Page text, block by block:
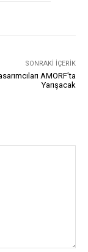
SONRAKI İÇERIK
AMORF’ta
Yarışacak